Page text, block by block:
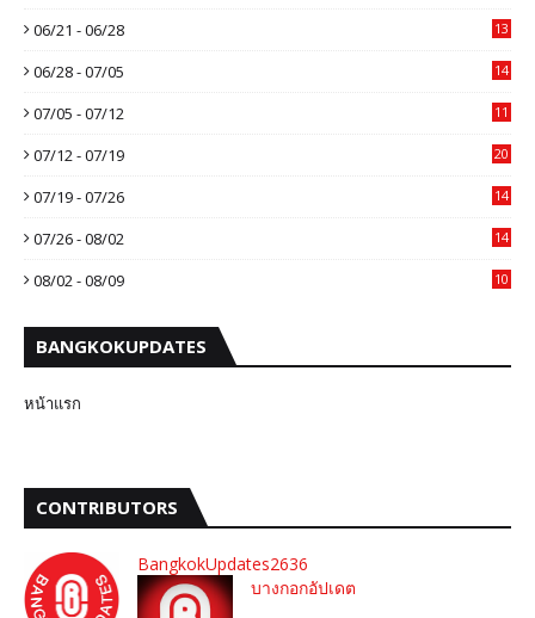
06/21 - 06/28 13
06/28 - 07/05 14
07/05 - 07/12 11
07/12 - 07/19 20
07/19 - 07/26 14
07/26 - 08/02 14
08/02 - 08/09 10
BANGKOKUPDATES
หน้าแรก
CONTRIBUTORS
BangkokUpdates2636
บางกอกอัปเดต